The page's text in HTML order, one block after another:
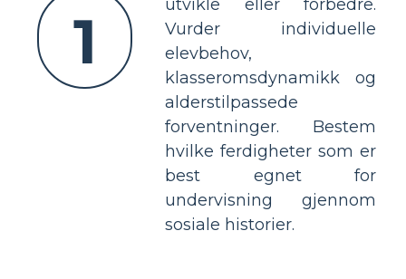
1
utvikle eller forbedre.
Vurder individuelle
elevbehov,
klasseromsdynamikk og
alderstilpassede
forventninger. Bestem
hvilke ferdigheter som er
best egnet for
undervisning gjennom
sosiale historier.